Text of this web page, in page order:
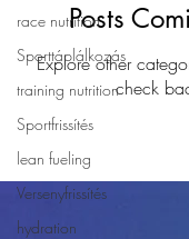
race nutrition
Sporttáplálkozás
training nutrition
Sportfrissítés
lean fueling
Versenyfrissítés
hydration
Posts
Explore other
check